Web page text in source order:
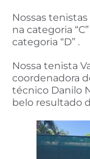
Nossas tenistas
na categoria
categoria “D” .
Nossa tenista
coordenadora
técnico Danilo
belo resultado